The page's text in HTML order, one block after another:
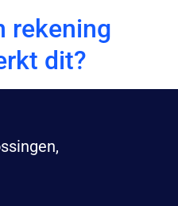
rekening
dit?